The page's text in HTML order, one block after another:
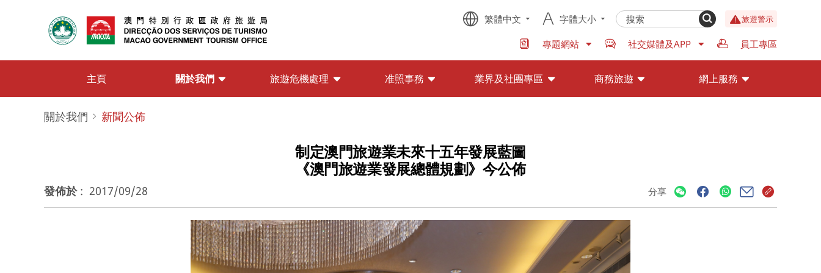
繁體中文 字體大小 旅遊警示
專題網站 社交媒體及APP 員工專區
主頁 關於我們 旅遊危機處理 准照事務 業界及社團專區 商務旅遊 網上服務
關於我們 新聞公佈
制定澳門旅遊業未來十五年發展藍圖
《澳門旅遊業發展總體規劃》今公佈
發佈於 : 2017/09/28 分享